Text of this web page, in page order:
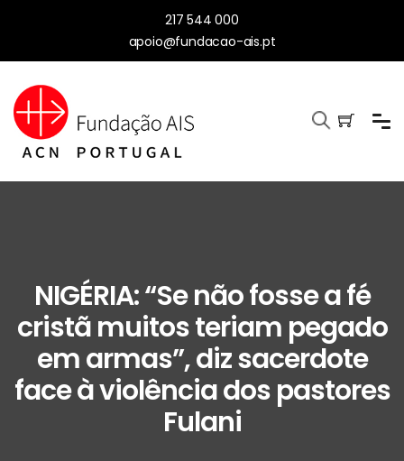
217 544 000
apoio@fundacao-ais.pt
NIGÉRIA: “Se não fosse a fé
cristã muitos teriam pegado
em armas”, diz sacerdote
face à violência dos pastores
Fulani